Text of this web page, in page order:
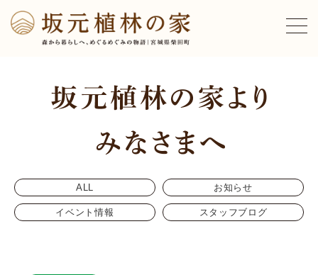
ALL お知らせ
イベント情報 スタッフブログ